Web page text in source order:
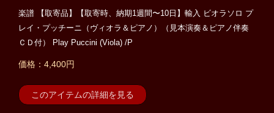
楽譜 【取寄品】【取寄時、納期1週間〜10日】輸入 ビオラソロ プ
レイ・プッチーニ（ヴィオラ＆ピアノ）（見本演奏＆ピアノ伴奏
ＣＤ付） Play Puccini (Viola) /P
価格：4,400円
このアイテムの詳細を見る